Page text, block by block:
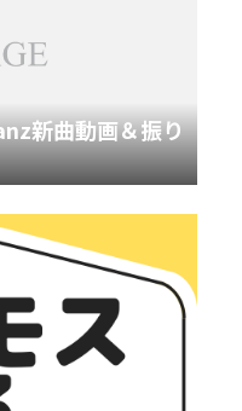
新曲動画＆振り